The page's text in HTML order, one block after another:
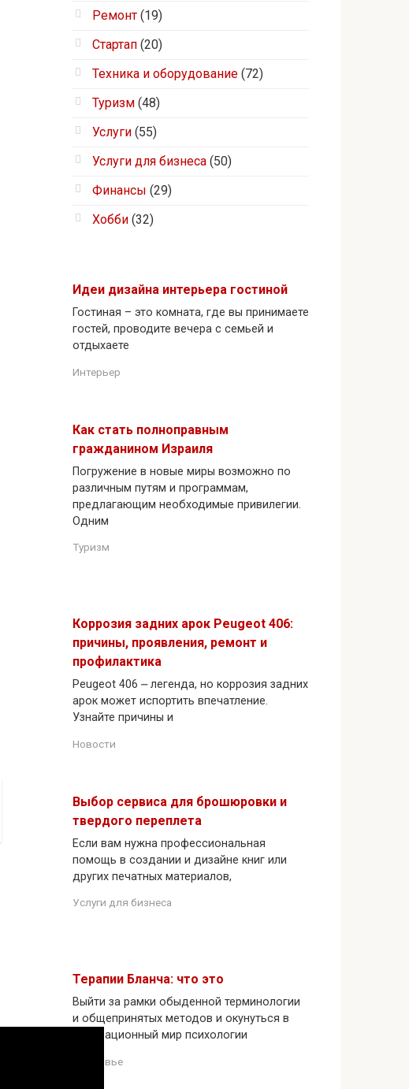
Ремонт (19)
Стартап (20)
Техника и оборудование (72)
Туризм (48)
Услуги (55)
Услуги для бизнеса (50)
Финансы (29)
Хобби (32)
Идеи дизайна интерьера гостиной
Гостиная – это комната, где вы принимаете
гостей, проводите вечера с семьей и
отдыхаете
Интерьер
Как стать полноправным
гражданином Израиля
Погружение в новые миры возможно по
различным путям и программам,
предлагающим необходимые привилегии.
Одним
Туризм
Коррозия задних арок Peugeot 406:
причины, проявления, ремонт и
профилактика
Peugeot 406 ⎼ легенда, но коррозия задних
арок может испортить впечатление.
Узнайте причины и
Новости
Выбор сервиса для брошюровки и
твердого переплета
Если вам нужна профессиональная
помощь в создании и дизайне книг или
других печатных материалов,
Услуги для бизнеса
Терапии Бланча: что это
Выйти за рамки обыденной терминологии
и общепринятых методов и окунуться в
инновационный мир психологии
Здоровье